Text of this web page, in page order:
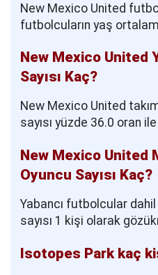
New Mexico United
futbolcuların yaş
New Mexico United
Sayısı Kaç?
New Mexico United
sayısı yüzde 36.0 oran
New Mexico United
Oyuncu Sayısı Kaç?
Yabancı futbolcular
sayısı 1 kişi olarak
Isotopes Park kaç